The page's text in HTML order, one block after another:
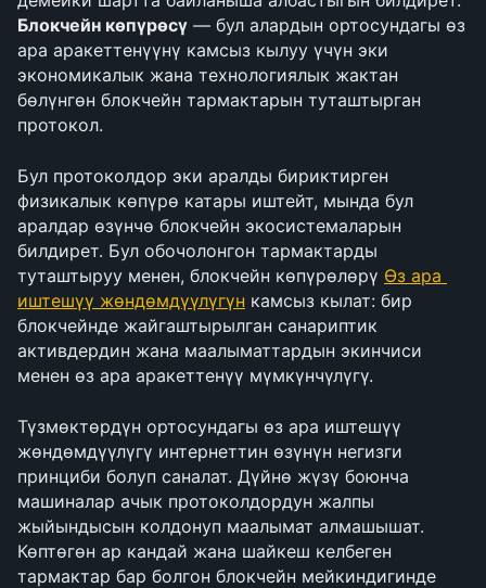
Блокчейн көпүрөсү — бул алардын ортосундагы өз
ара аракеттенүүнү камсыз кылуу үчүн эки
экономикалык жана технологиялык жактан
бөлүнгөн блокчейн тармактарын туташтырган
протокол.
Бул протоколдор эки аралды бириктирген
физикалык көпүрө катары иштейт, мында бул
аралдар өзүнчө блокчейн экосистемаларын
билдирет. Бул обочолонгон тармактарды
туташтыруу менен, блокчейн көпүрөлөрү Өз ара
иштешүү жөндөмдүүлүгүн камсыз кылат: бир
блокчейнде жайгаштырылган санариптик
активдердин жана маалыматтардын экинчиси
менен өз ара аракеттенүү мүмкүнчүлүгү.
Түзмөктөрдүн ортосундагы өз ара иштешүү
жөндөмдүүлүгү интернеттин өзүнүн негизги
принциби болуп саналат. Дүйнө жүзү боюнча
машиналар ачык протоколдордун жалпы
жыйындысын колдонуп маалымат алмашышат.
Көптөгөн ар кандай жана шайкеш келбеген
тармактар бар болгон блокчейн мейкиндигинде